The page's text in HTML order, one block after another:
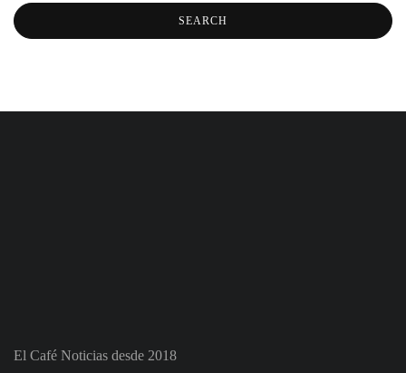
El Café Noticias desde 2018